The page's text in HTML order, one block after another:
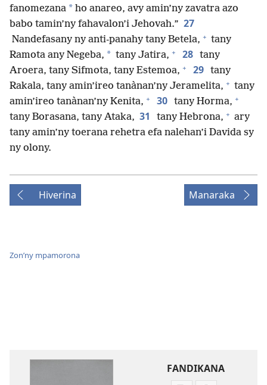
fanomezana * ho anareo, avy amin’ny zavatra azo
babo tamin’ny fahavalon’i Jehovah.” 27
Nandefasany ny anti-panahy tany Betela, + tany
Ramota any Negeba, * tany Jatira, + 28 tany
Aroera, tany Sifmota, tany Estemoa, + 29 tany
Rakala, tany amin’ireo tanànan’ny Jeramelita, + tany
amin’ireo tanànan’ny Kenita, + 30 tany Horma, +
tany Borasana, tany Ataka, 31 tany Hebrona, + ary
tany amin’ny toerana rehetra efa nalehan’i Davida sy
ny olony.
Hiverina Manaraka
Zon’ny mpamorona
FANDIKANA